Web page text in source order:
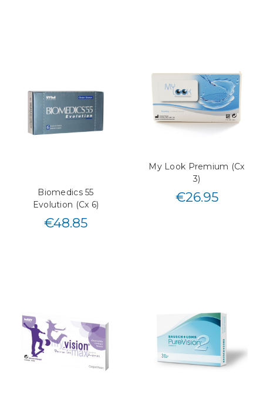
Biomedics 55
Evolution (Cx 6)
€48.85
My Look Premium (Cx
3)
€26.95